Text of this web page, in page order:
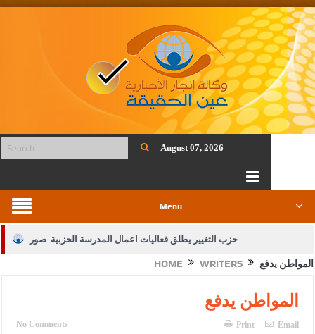
August 07, 2026
Menu
حزب التغيير يطلق فعاليات اعمال المدرسة الحزبية..صور
الجيش يفتح باب التجنيد لحملة البكالوريوس في الحقوق والقانون
بيان اجتماع عمّان:دعم الوصاية الهاشمية التاريخية على المقدسات
HOME WRITERS المواطن يدفع
المواطن يدفع
No Comments Print Email